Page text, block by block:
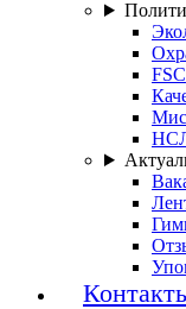
FSC